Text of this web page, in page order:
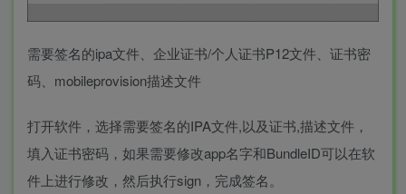
需要签名的ipa文件、企业证书/个人证书P12文件、证书密
码、mobileprovision描述文件
打开软件，选择需要签名的IPA文件,以及证书,描述文件，
填入证书密码，如果需要修改app名字和BundleID可以在软
件上进行修改，然后执行sign，完成签名。